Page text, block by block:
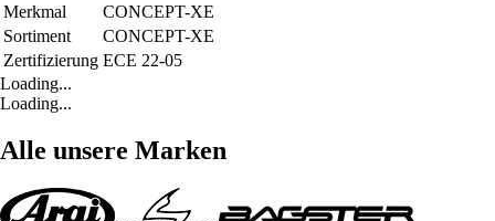
Merkmal
CONCEPT-XE
Sortiment
CONCEPT-XE
Zertifizierung ECE 22-05
Loading...
Loading...
Alle unsere Marken